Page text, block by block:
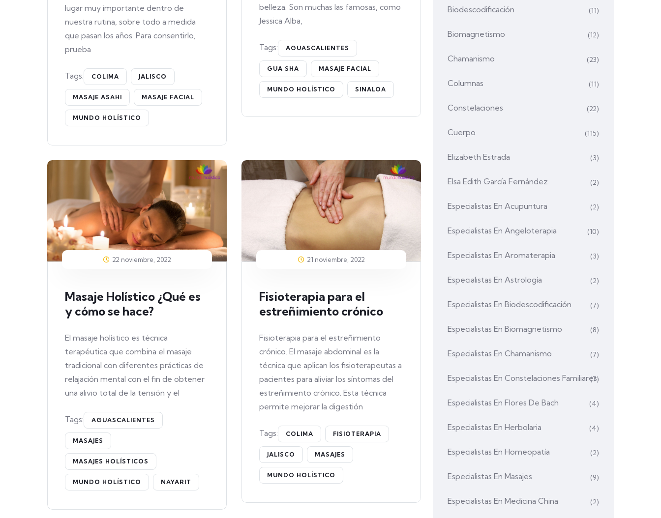
lugar muy importante dentro de
nuestra rutina, sobre todo a medida
que pasan los años. Para consentirlo,
prueba
Tags: COLIMA JALISCO
MASAJE ASAHI MASAJE FACIAL
MUNDO HOLÍSTICO
belleza. Son muchas las famosas, como
Jessica Alba,
Tags: AGUASCALIENTES
GUA SHA MASAJE FACIAL
MUNDO HOLÍSTICO SINALOA
22 noviembre, 2022
Masaje Holístico ¿Qué es
y cómo se hace?
El masaje holístico es técnica
terapéutica que combina el masaje
tradicional con diferentes prácticas de
relajación mental con el fin de obtener
una alivio total de la tensión y el
Tags: AGUASCALIENTES
MASAJES
MASAJES HOLÍSTICOS
MUNDO HOLÍSTICO NAYARIT
21 noviembre, 2022
Fisioterapia para el
estreñimiento crónico
Fisioterapia para el estreñimiento
crónico. El masaje abdominal es la
técnica que aplican los fisioterapeutas a
pacientes para aliviar los síntomas del
estreñimiento crónico. Esta técnica
permite mejorar la digestión
Tags: COLIMA FISIOTERAPIA
JALISCO MASAJES
MUNDO HOLÍSTICO
Biodescodificación (11)
Biomagnetismo (12)
Chamanismo (23)
Columnas (11)
Constelaciones (22)
Cuerpo (115)
Elizabeth Estrada (3)
Elsa Edith García Fernández (2)
Especialistas En Acupuntura (2)
Especialistas En Angeloterapia (10)
Especialistas En Aromaterapia (3)
Especialistas En Astrología (2)
Especialistas En Biodescodificación (7)
Especialistas En Biomagnetismo (8)
Especialistas En Chamanismo (7)
Especialistas En Constelaciones Familiares
(7)
Especialistas En Flores De Bach (4)
Especialistas En Herbolaria (4)
Especialistas En Homeopatía (2)
Especialistas En Masajes (9)
Especialistas En Medicina China (2)